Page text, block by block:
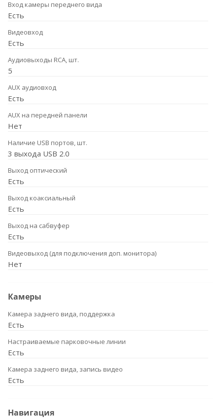
Вход камеры переднего вида
Есть
Видеовход
Есть
Аудиовыходы RCA, шт.
5
AUX аудиовход
Есть
AUX на передней панели
Нет
Наличие USB портов, шт.
3 выхода USB 2.0
Выход оптический
Есть
Выход коаксиальный
Есть
Выход на сабвуфер
Есть
Видеовыход (для подключения доп. монитора)
Нет
Камеры
Камера заднего вида, поддержка
Есть
Настраиваемые парковочные линии
Есть
Камера заднего вида, запись видео
Есть
Навигация